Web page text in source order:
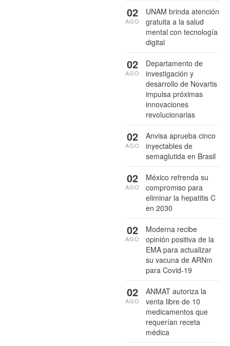
UNAM brinda atención
gratuita a la salud
mental con tecnología
digital
02
AGO
Departamento de
investigación y
desarrollo de Novartis
impulsa próximas
innovaciones
revolucionarias
02
AGO
Anvisa aprueba cinco
inyectables de
semaglutida en Brasil
02
AGO
México refrenda su
compromiso para
eliminar la hepatitis C
en 2030
02
AGO
Moderna recibe
opinión positiva de la
EMA para actualizar
su vacuna de ARNm
para Covid-19
02
AGO
ANMAT autoriza la
venta libre de 10
medicamentos que
requerían receta
médica
02
AGO